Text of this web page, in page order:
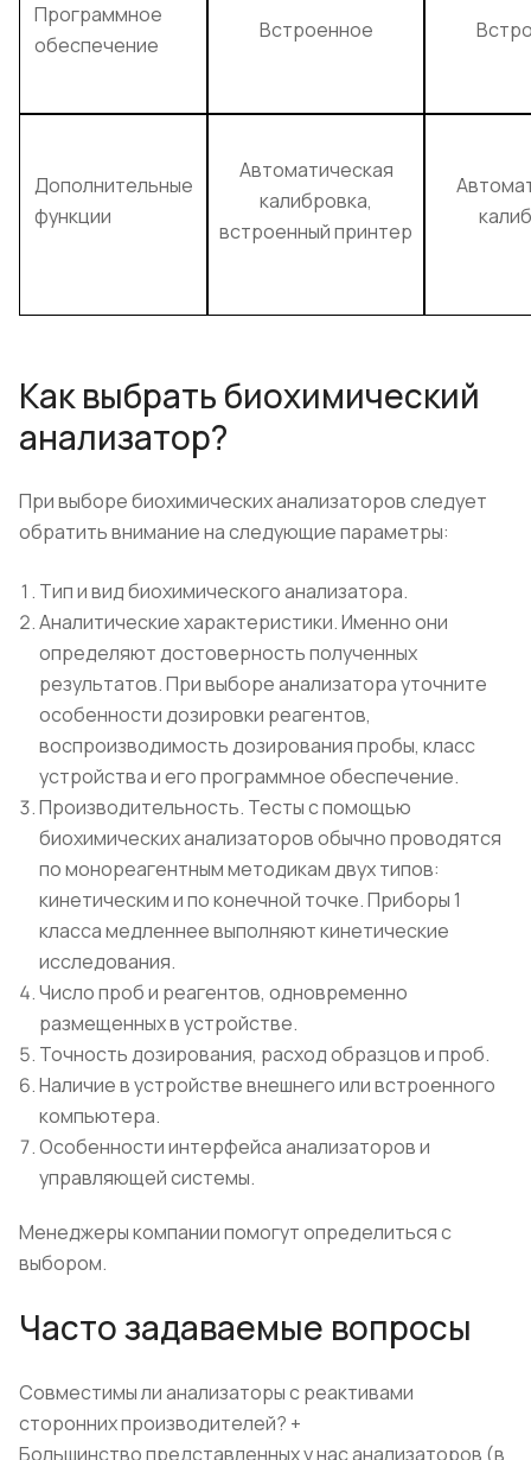
Программное
обеспечение
Встроенное
Дополнительные
функции
Автоматическая
калибровка,
встроенный принтер
Как выбрать биохимический
анализатор?
При выборе биохимических анализаторов следует
обратить внимание на следующие параметры:
Тип и вид биохимического анализатора.
Аналитические характеристики. Именно они
определяют достоверность полученных
результатов. При выборе анализатора уточните
особенности дозировки реагентов,
воспроизводимость дозирования пробы, класс
устройства и его программное обеспечение.
Производительность. Тесты с помощью
биохимических анализаторов обычно проводятся
по монореагентным методикам двух типов:
кинетическим и по конечной точке. Приборы 1
класса медленнее выполняют кинетические
исследования.
Число проб и реагентов, одновременно
размещенных в устройстве.
Точность дозирования, расход образцов и проб.
Наличие в устройстве внешнего или встроенного
компьютера.
Особенности интерфейса анализаторов и
управляющей системы.
Менеджеры компании помогут определиться с
выбором.
Часто задаваемые вопросы
Совместимы ли анализаторы с реактивами
сторонних производителей? +
Большинство представленных у нас анализаторов (в